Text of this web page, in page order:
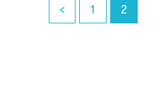
< 1 2